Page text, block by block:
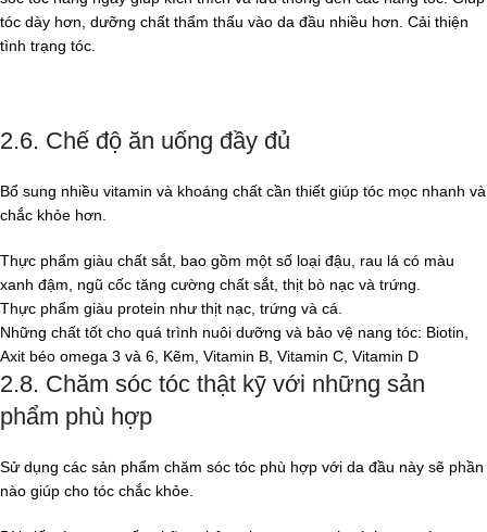
tóc dày hơn, dưỡng chất thẩm thấu vào da đầu nhiều hơn. Cải thiện
tình trạng tóc.
2.6. Chế độ ăn uống đầy đủ
Bổ sung nhiều vitamin và khoáng chất cần thiết giúp tóc mọc nhanh và
chắc khỏe hơn.
Thực phẩm giàu chất sắt, bao gồm một số loại đậu, rau lá có màu
xanh đậm, ngũ cốc tăng cường chất sắt, thịt bò nạc và trứng.
Thực phẩm giàu protein như thịt nạc, trứng và cá.
Những chất tốt cho quá trình nuôi dưỡng và bảo vệ nang tóc: Biotin,
Axit béo omega 3 và 6, Kẽm, Vitamin B, Vitamin C, Vitamin D
2.8. Chăm sóc tóc thật kỹ với những sản
phẩm phù hợp
Sử dụng các sản phẩm chăm sóc tóc phù hợp với da đầu này sẽ phần
nào giúp cho tóc chắc khỏe.